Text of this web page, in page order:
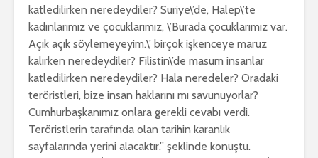
katledilirken neredeydiler? Suriye\’de, Halep\’te
kadınlarımız ve çocuklarımız, \’Burada çocuklarımız var.
Açık açık söylemeyeyim.\’ birçok işkenceye maruz
kalırken neredeydiler? Filistin\’de masum insanlar
katledilirken neredeydiler? Hala neredeler? Oradaki
teröristleri, bize insan haklarını mı savunuyorlar?
Cumhurbaşkanımız onlara gerekli cevabı verdi.
Teröristlerin tarafında olan tarihin karanlık
sayfalarında yerini alacaktır.” şeklinde konuştu.